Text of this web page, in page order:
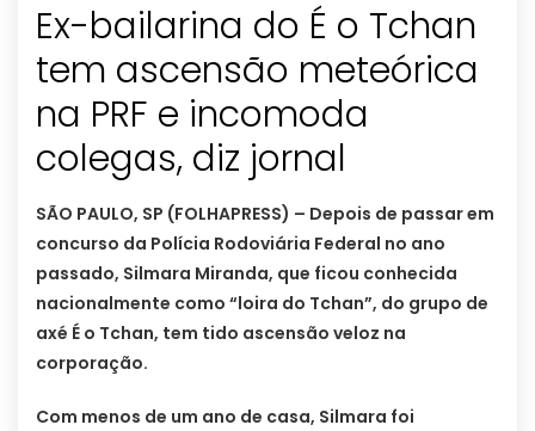
Ex-bailarina do É o Tchan
tem ascensão meteórica
na PRF e incomoda
colegas, diz jornal
SÃO PAULO, SP (FOLHAPRESS) – Depois de passar em
concurso da Polícia Rodoviária Federal no ano
passado, Silmara Miranda, que ficou conhecida
nacionalmente como “loira do Tchan”, do grupo de
axé É o Tchan, tem tido ascensão veloz na
corporação.
Com menos de um ano de casa, Silmara foi